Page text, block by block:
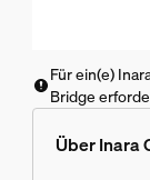
Für ein(e)
Bridge
Über Inara